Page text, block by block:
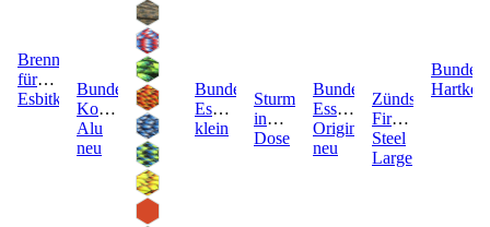
Brennstoff
für
Esbitkocher
Bundeswehr
Kochgeschirr
Alu
neu
Bundeswehr
Esbitkocher
klein
Sturmstreichhölzer
in
Dose
Bundeswehr
Essbesteck
Original
neu
Zündstein
Fire
Steel
Large